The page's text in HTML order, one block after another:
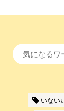
いない